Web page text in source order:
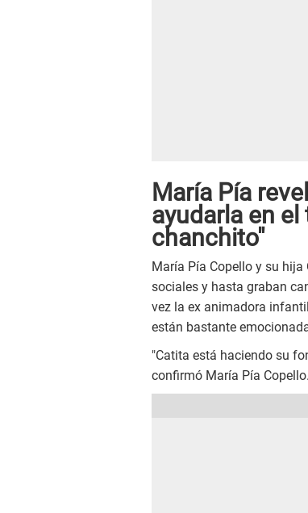
María Pía
ayudarla en
chanchito"
María Pía Copello y su
sociales y hasta graban
vez la ex animadora
están bastante
"Catita está haciendo su
confirmó María Pía